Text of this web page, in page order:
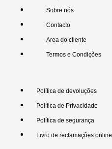
Sobre nós
Contacto
Area do cliente
Termos e Condições
Política de devoluções
Política de Privacidade
Política de segurança
Livro de reclamações online